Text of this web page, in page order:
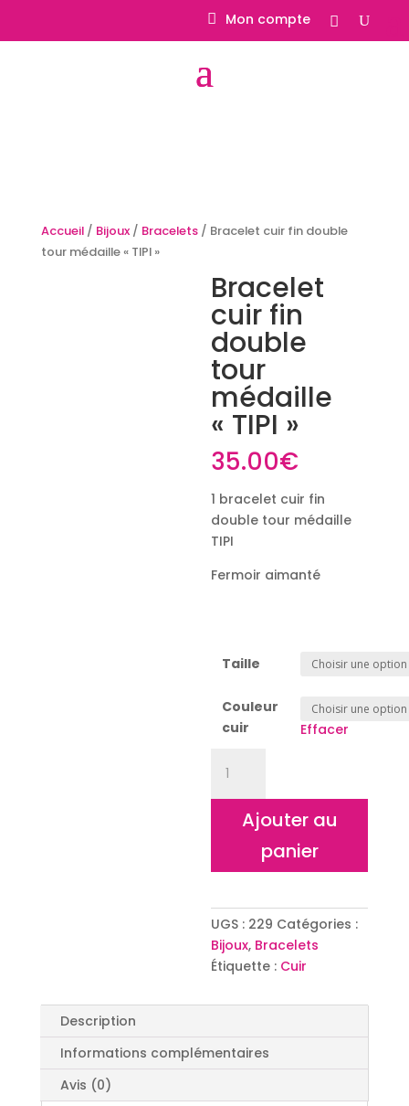
Mon compte
Accueil/ Bijoux/ Bracelets/ Bracelet cuir fin double
tour médaille « TIPI »
Bracelet
cuir fin
double
tour
médaille
« TIPI »
35.00€
1 bracelet cuir fin
double tour médaille
TIPI
Fermoir aimanté
Taille
Couleur
cuir
Effacer
de
Bracelet
médaille
"TIPI"
Ajouter au
panier
UGS : 229 Catégories :
Bijoux, Bracelets
Étiquette : Cuir
Description
Informations complémentaires
Avis (0)